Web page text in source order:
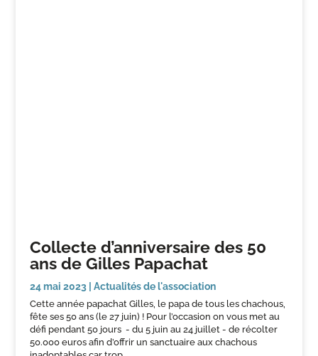
Collecte d’anniversaire des 50
ans de Gilles Papachat
24 mai 2023 |Actualités de l'association
Cette année papachat Gilles, le papa de tous les chachous,
fête ses 50 ans (le 27 juin) ! Pour l’occasion on vous met au
défi pendant 50 jours - du 5 juin au 24 juillet - de récolter
50.000 euros afin d’offrir un sanctuaire aux chachous